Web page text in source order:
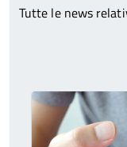
Tutte le news